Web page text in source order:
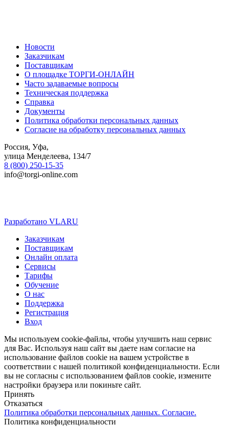
Новости
Заказчикам
Поставщикам
О площадке ТОРГИ-ОНЛАЙН
Часто задаваемые вопросы
Техническая поддержка
Справка
Документы
Политика обработки персональных данных
Согласие на обработку персональных данных
Россия, Уфа,
улица Менделеева, 134/7
8 (800) 250-15-35
info@torgi-online.com
Разработано VLARU
Close
Menu
Заказчикам
Поставщикам
Онлайн оплата
Сервисы
Тарифы
Обучение
О нас
Поддержка
Регистрация
Вход
Мы используем cookie-файлы, чтобы улучшить наш сервис
для Вас. Используя наш сайт вы даете нам согласие на
использование файлов cookie на вашем устройстве в
соответствии с нашей политикой конфиденциальности. Если
вы не согласны с использованием файлов cookie, измените
настройки браузера или покиньте сайт.
Принять
Отказаться
Политика обработки персональных данных. Согласие.
Политика конфиденциальности